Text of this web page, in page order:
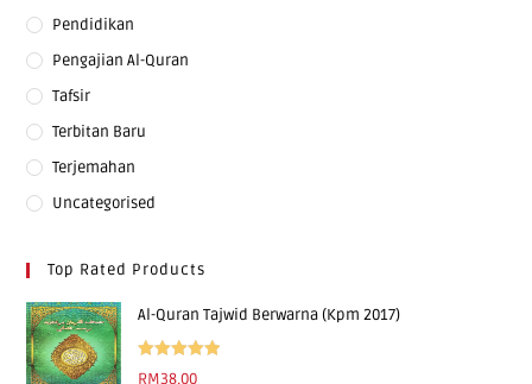
Pendidikan
Pengajian Al-Quran
Tafsir
Terbitan Baru
Terjemahan
Uncategorised
Top Rated Products
Al-Quran Tajwid Berwarna (Kpm 2017)
Rated 5.00
RM38.00